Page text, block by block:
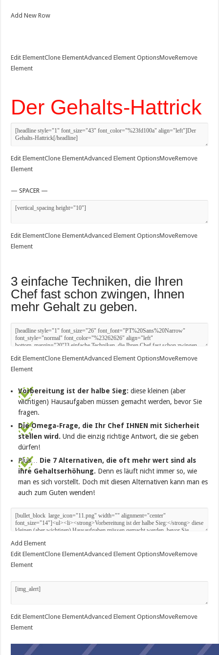
Add New Row
Edit ElementClone ElementAdvanced Element OptionsMoveRemove
Element
Der Gehalts-Hattrick
Edit ElementClone ElementAdvanced Element OptionsMoveRemove
Element
— SPACER —
Edit ElementClone ElementAdvanced Element OptionsMoveRemove
Element
3 einfache Techniken, die Ihren
Chef fast schon zwingen, Ihnen
mehr Gehalt zu geben.
Edit ElementClone ElementAdvanced Element OptionsMoveRemove
Element
Vorbereitung ist der halbe Sieg: diese kleinen (aber
wichtigen) Hausaufgaben müssen gemacht werden, bevor Sie
fragen.
Die Omega-Frage, die Ihr Chef IHNEN mit Sicherheit
stellen wird.Und die einzig richtige Antwort, die sie geben
dürfen!
Plus… Die 7 Alternativen, die oft mehr wert sind als
ihre Gehaltserhöhung. Denn es läuft nicht immer so, wie
man es sich vorstellt. Doch mit diesen Alternativen kann man es
auch zum Guten wenden!
Add Element
Edit ElementClone ElementAdvanced Element OptionsMoveRemove
Element
Edit ElementClone ElementAdvanced Element OptionsMoveRemove
Element